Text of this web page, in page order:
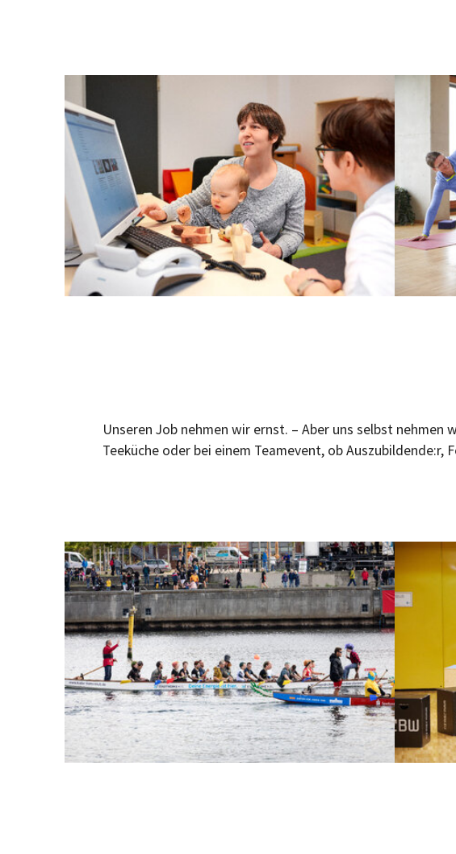
Unseren Job nehmen wir ernst. – Aber uns selbst
Teeküche oder bei einem Teamevent, ob